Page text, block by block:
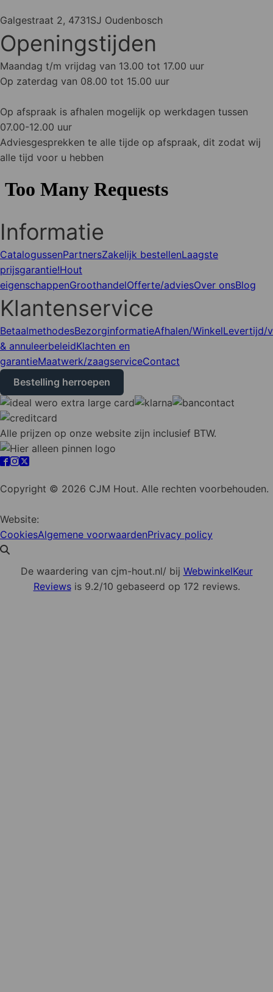
Galgestraat 2, 4731SJ Oudenbosch
Openingstijden
Maandag t/m vrijdag van 13.00 tot 17.00 uur
Op zaterdag van 08.00 tot 15.00 uur
Op afspraak is afhalen mogelijk op werkdagen tussen
07.00-12.00 uur
Adviesgesprekken te alle tijde op afspraak, dit zodat wij
alle tijd voor u hebben
Informatie
CatalogussenPartnersZakelijk bestellenLaagste
prijsgarantie!Hout
eigenschappenGroothandelOfferte/adviesOver onsBlog
Klantenservice
BetaalmethodesBezorginformatieAfhalen/WinkelLevertijd/
& annuleerbeleidKlachten en
garantieMaatwerk/zaagserviceContact
Bestelling herroepen
Alle prijzen op onze website zijn inclusief BTW.
Copyright © 2026 CJM Hout. Alle rechten voorbehouden.
Website:
CookiesAlgemene voorwaardenPrivacy policy
De waardering van cjm-hout.nl/ bij WebwinkelKeur
Reviewsis 9.2/10 gebaseerd op 172 reviews.